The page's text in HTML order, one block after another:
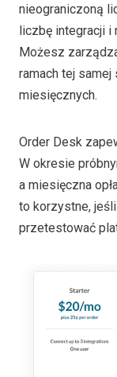
nieograniczoną
liczbę integracji i
Możesz
ramach tej samej
miesięcznych.
Order Desk
W okresie
a miesięczna
to korzystne,
przetestować